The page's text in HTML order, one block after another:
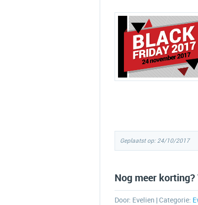
Geplaatst op: 24/10/2017
Nog meer
Door: Evelien | Categorie: